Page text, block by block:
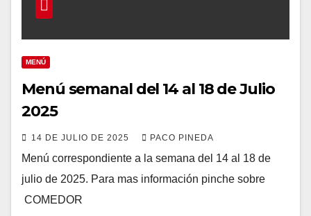
MENÚ
Menú semanal del 14 al 18 de Julio
2025
14 DE JULIO DE 2025 PACO PINEDA
Menú correspondiente a la semana del 14 al 18 de
julio de 2025. Para mas información pinche sobre
COMEDOR